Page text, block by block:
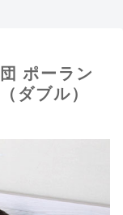
ポーラン
ダブル）